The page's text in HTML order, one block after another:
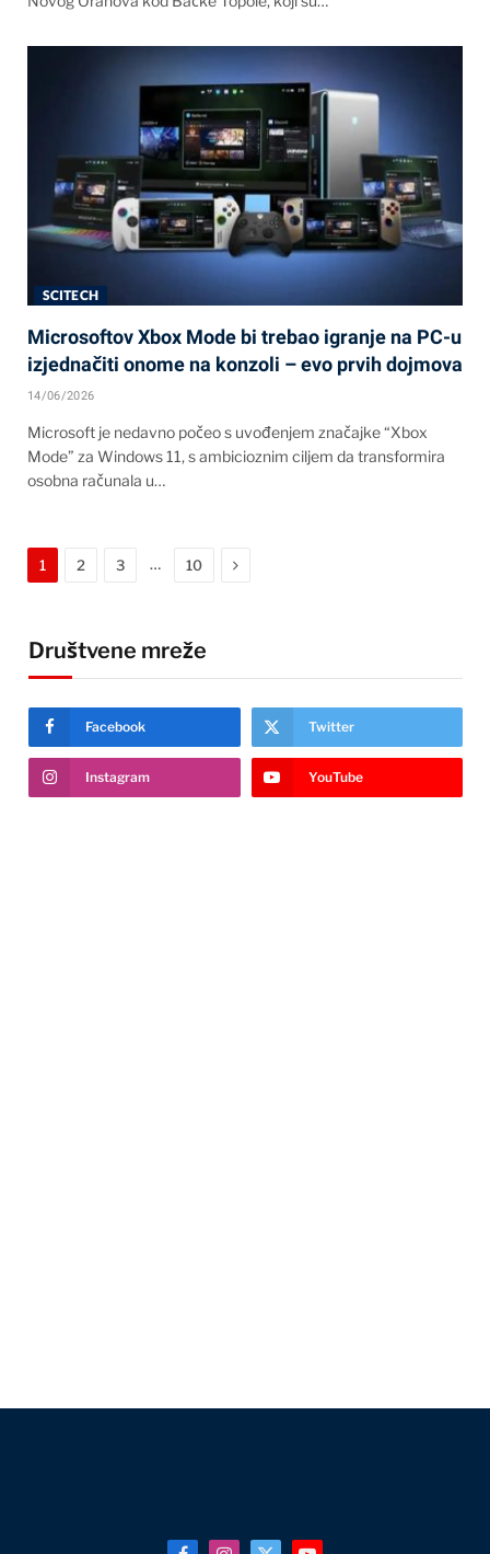
SCITECH
Microsoftov Xbox Mode bi trebao igranje na PC-u
izjednačiti onome na konzoli – evo prvih dojmova
14/06/2026
Microsoft je nedavno počeo s uvođenjem značajke “Xbox
Mode” za Windows 11, s ambicioznim ciljem da transformira
osobna računala u…
1 2 3 … 10 Next
Društvene mreže
Facebook Twitter
Instagram YouTube